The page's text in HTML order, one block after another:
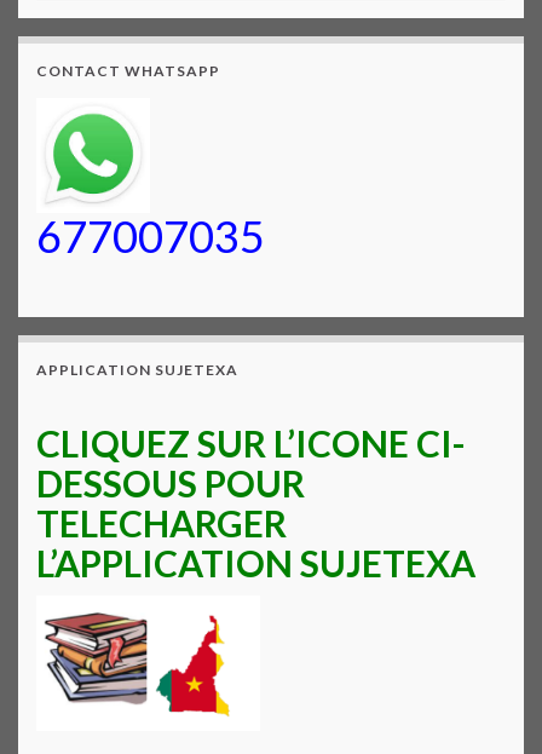
CONTACT WHATSAPP
677007035
APPLICATION SUJETEXA
CLIQUEZ SUR L’ICONE CI-
DESSOUS POUR
TELECHARGER
L’APPLICATION SUJETEXA